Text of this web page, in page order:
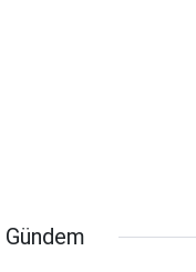
Gündem